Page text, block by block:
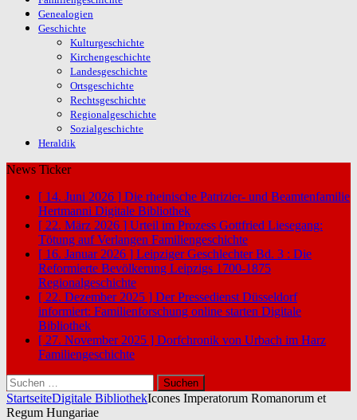
Genealogien
Geschichte
Kulturgeschichte
Kirchengeschichte
Landesgeschichte
Ortsgeschichte
Rechtsgeschichte
Regionalgeschichte
Sozialgeschichte
Heraldik
News Ticker
[ 14. Juni 2026 ] Die rheinische Patrizier- und Beamtenfamilie
Hertmanni Digitale Bibliothek
[ 22. März 2026 ] Urteil im Prozess Gottfried Liesegang:
Tötung auf Verlangen Familiengeschichte
[ 16. Januar 2026 ] Leipziger Geschlechter Bd. 3 : Die
Reformierte Bevölkerung Leipzigs 1700-1875
Regionalgeschichte
[ 22. Dezember 2025 ] Der Pressedienst Düsseldorf
informiert: Familienforschung online starten Digitale
Bibliothek
[ 27. November 2025 ] Dorfchronik von Urbach im Harz
Familiengeschichte
Suchen
nach:
StartseiteDigitale BibliothekIcones Imperatorum Romanorum et
Regum Hungariae